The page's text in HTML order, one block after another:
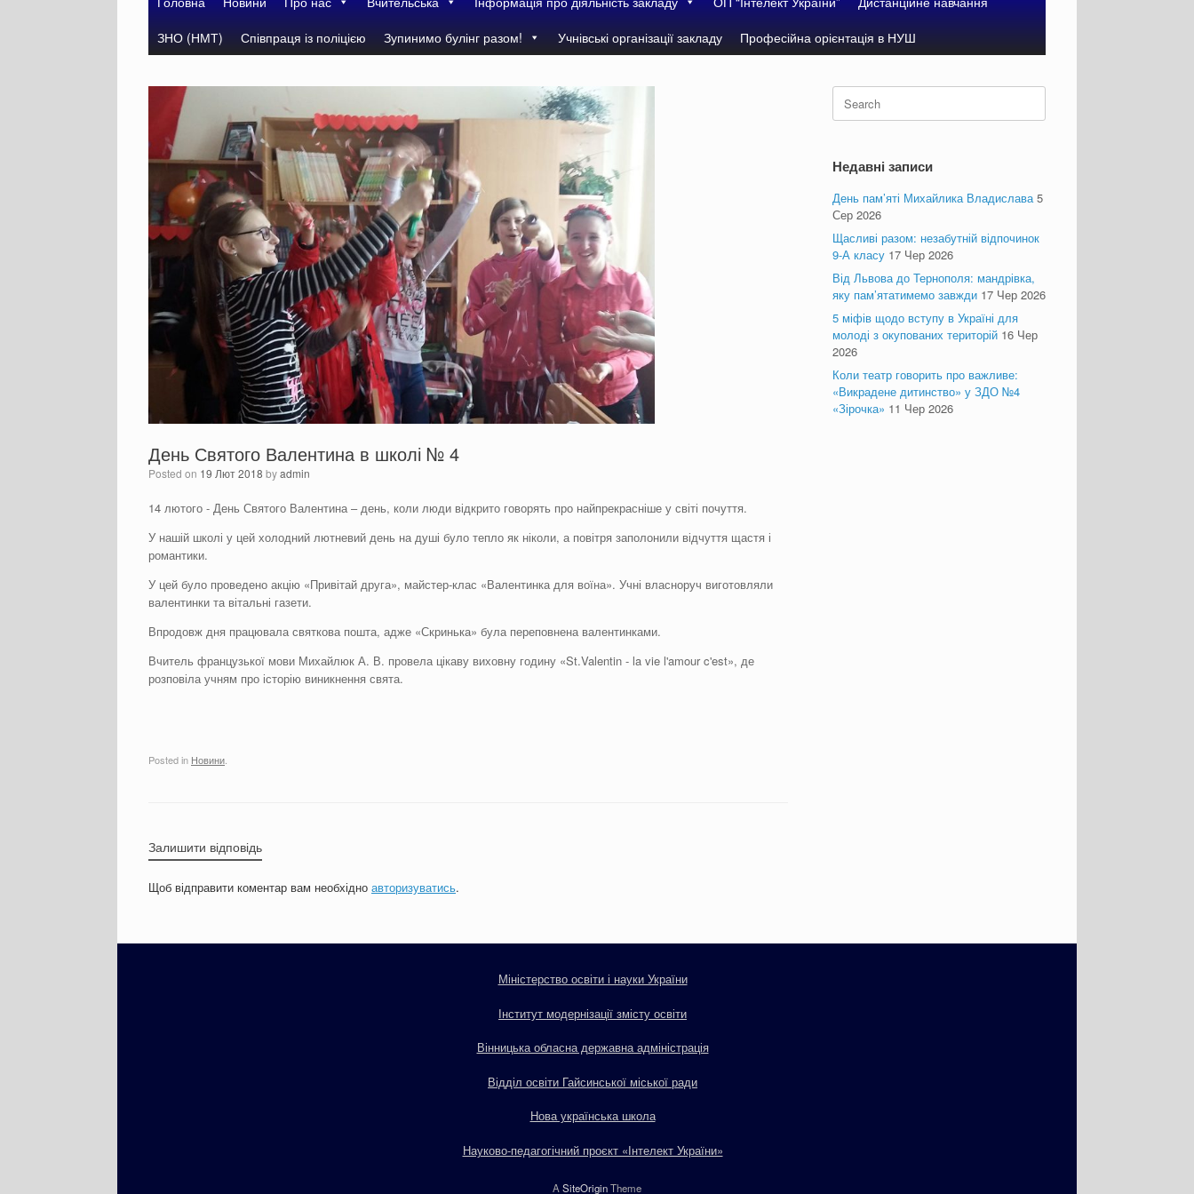
ЗНО (НМТ)
Співпраця із поліцією Зупинимо булінг разом! Учнівські організації закладу Професійна орієнтація в НУШ
День Святого Валентина в школі № 4
Posted on 19 Лют 2018 byadmin
14 лютого - День Святого Валентина – день, коли люди відкрито говорять про найпрекрасніше у світі почуття.
У нашій школі у цей холодний лютневий день на душі було тепло як ніколи, а повітря заполонили відчуття щастя і
романтики.
У цей було проведено акцію «Привітай друга», майстер-клас «Валентинка для воїна». Учні власноруч виготовляли
валентинки та вітальні газети.
Впродовж дня працювала святкова пошта, адже «Скринька» була переповнена валентинками.
Вчитель французької мови Михайлюк А. В. провела цікаву виховну годину «St.Valentin - la vie l'amour c'est», де
розповіла учням про історію виникнення свята.
Posted in Новини
Залишити відповідь
Щоб відправити коментар вам необхідно авторизуватись.
Search
for:
Недавні записи
День пам’яті Михайлика Владислава 5
Сер 2026
Щасливі разом: незабутній відпочинок
9-А класу 17 Чер 2026
Від Львова до Тернополя: мандрівка,
яку пам’ятатимемо завжди 17 Чер 2026
5 міфів щодо вступу в Україні для
молоді з окупованих територій 16 Чер
2026
Коли театр говорить про важливе:
«Викрадене дитинство» у ЗДО №4
«Зірочка» 11 Чер 2026
Міністерство освіти і науки України
Інститут модернізації змісту освіти
Вінницька обласна державна адміністрація
Відділ освіти Гайсинської міської ради
Нова українська школа
Науково-педагогічний проєкт «Інтелект України»
A SiteOriginTheme